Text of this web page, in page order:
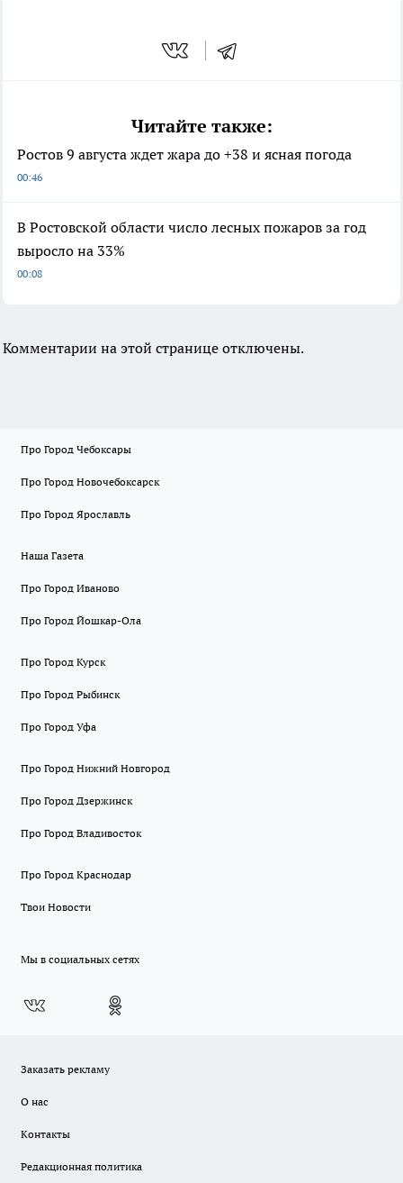
Читайте также:
Ростов 9 августа ждет жара до +38 и ясная погода
00:46
В Ростовской области число лесных пожаров за год
выросло на 33%
00:08
Комментарии на этой странице отключены.
Про Город Чебоксары
Про Город Новочебоксарск
Про Город Ярославль
Наша Газета
Про Город Иваново
Про Город Йошкар-Ола
Про Город Курск
Про Город Рыбинск
Про Город Уфа
Про Город Нижний Новгород
Про Город Дзержинск
Про Город Владивосток
Про Город Краснодар
Твои Новости
Мы в социальных сетях
Заказать рекламу
О нас
Контакты
Редакционная политика